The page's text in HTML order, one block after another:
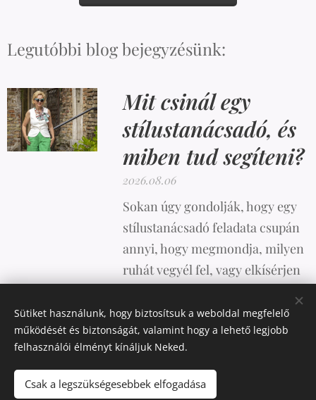
Legutóbbi blog bejegyzésünk:
Mit csinál egy
stílustanácsadó, és
miben tud segíteni?
2026.08.06
Sokan úgy gondolják, hogy egy
stílustanácsadó feladata csupán
annyi, hogy megmondja, milyen
ruhát vegyél fel, vagy elkísérjen
ennél sokkal összetettebb.
Sütiket használunk, hogy biztosítsuk a weboldal megfelelő
működését és biztonságát, valamint hogy a lehető legjobb
felhasználói élményt kínáljuk Neked.
Csak a legszükségesebbek elfogadása